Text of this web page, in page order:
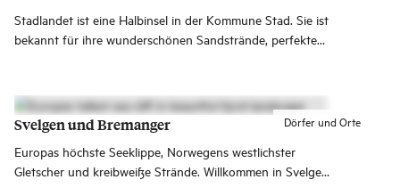
Stadlandet ist eine Halbinsel in der Kommune Stad. Sie ist
bekannt für ihre wunderschönen Sandstrände, perfekte
Dörfer und Orte
Svelgen und Bremanger
Europas höchste Seeklippe, Norwegens westlichster
Gletscher und kreibweiße Strände. Willkommen in Svelgen